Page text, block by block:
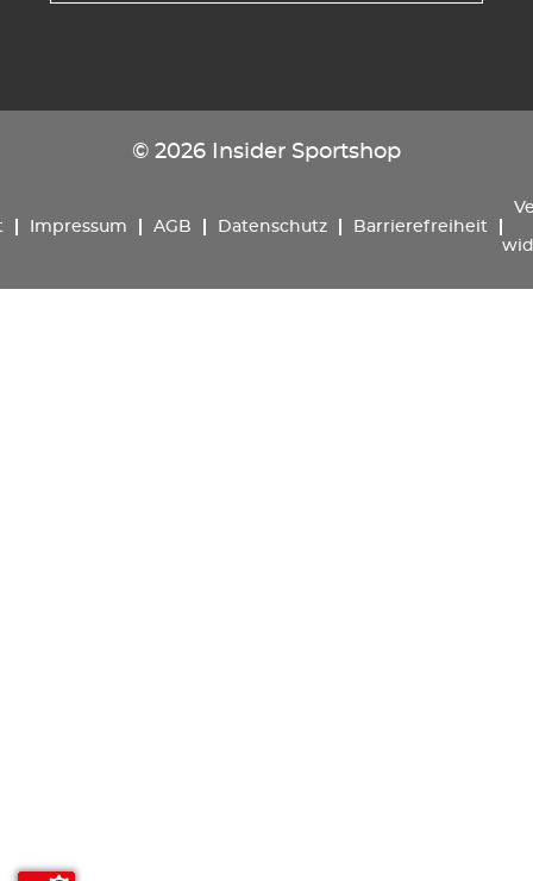
© 2026 Insider Sportshop
Impressum AGB Datenschutz Barrierefreiheit